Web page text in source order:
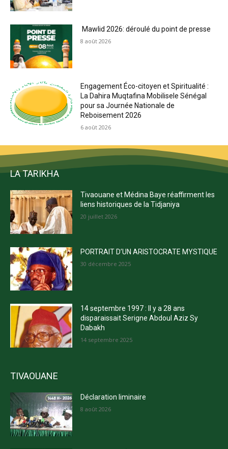
Mawlid 2026: déroulé du point de presse
8 août 2026
Engagement Éco-citoyen et Spiritualité :
La Dahira Muqtafina Mobilisele Sénégal
pour sa Journée Nationale de
Reboisement 2026
6 août 2026
LA TARIKHA
Tivaouane et Médina Baye réaffirment les
liens historiques de la Tidjaniya
20 juillet 2026
PORTRAIT D’UN ARISTOCRATE MYSTIQUE
30 décembre 2025
14 septembre 1997 : Il y a 28 ans
disparaissait Serigne Abdoul Aziz Sy
Dabakh
14 septembre 2025
TIVAOUANE
Déclaration liminaire
8 août 2026